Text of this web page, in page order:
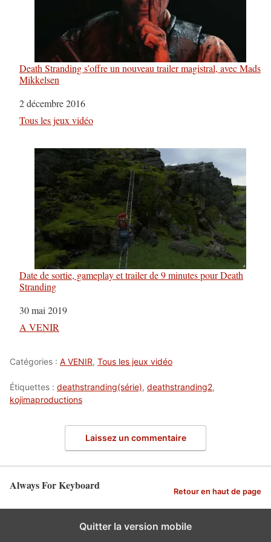
Death Stranding s’offre un nouveau trailer magistral, avec Mads
Mikkelsen
Date
2 décembre 2016
Par rapport à
Tous les jeux vidéo
Date de sortie, gameplay et trailer de 9 minutes pour Death
Stranding
Date
30 mai 2019
Par rapport à
A VENIR
Catégories : A VENIR, Tous les jeux vidéo
Étiquettes : deathstranding(série), deathstranding2,
kojimaproductions
Laissez un commentaire
Always For Keyboard Retour en haut de page
Quitter la version mobile